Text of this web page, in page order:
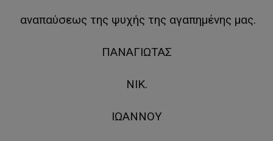
αναπαύσεως της ψυχής της αγαπημένης μας.
ΠΑΝΑΓΙΩΤΑΣ
ΝΙΚ.
ΙΩΑΝΝΟΥ